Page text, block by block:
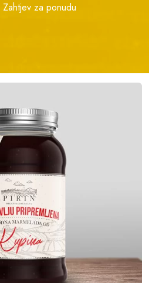
Zahtjev za ponudu